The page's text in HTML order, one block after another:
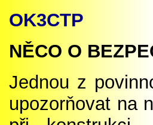
OK3CTP
NĚCO O
Jednou z
upozorňovat na